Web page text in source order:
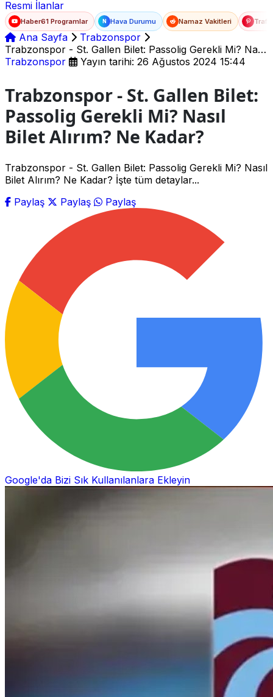
Resmi İlanlar
Haber61 Programlar N Hava Durumu Namaz Vakitleri
Ana Sayfa
Trabzonspor
Trabzonspor - St. Gallen Bilet: Passolig Gerekli Mi? Nasıl
Bilet Alırım? Ne Kadar?
Trabzonspor Yayın tarihi: 26 Ağustos 2024 15:44
Trabzonspor - St. Gallen Bilet:
Passolig Gerekli Mi? Nasıl
Bilet Alırım? Ne Kadar?
Trabzonspor - St. Gallen Bilet: Passolig Gerekli Mi? Nasıl
Bilet Alırım? Ne Kadar? İşte tüm detaylar...
Paylaş
Paylaş Paylaş
Google'da Bizi Sık Kullanılanlara Ekleyin